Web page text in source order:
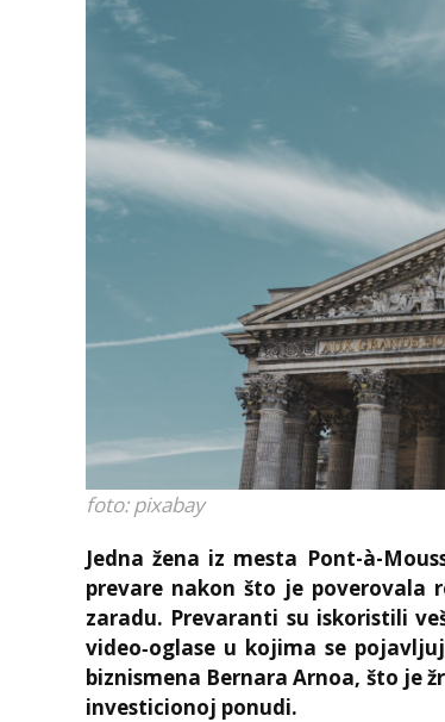
foto: pixabay
Jedna žena iz mesta Pont-à-
prevare nakon što je poverovala
zaradu. Prevaranti su iskoristili
video‑oglase u kojima se
biznismena Bernara Arnoa, što je
investicionoj ponudi.